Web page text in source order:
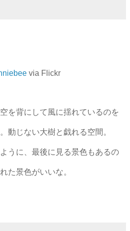
via Flickr
を背にして風に揺れているのを
動じない大樹と戯れる空間。
うに、最後に見る景色もあるの
た景色がいいな。